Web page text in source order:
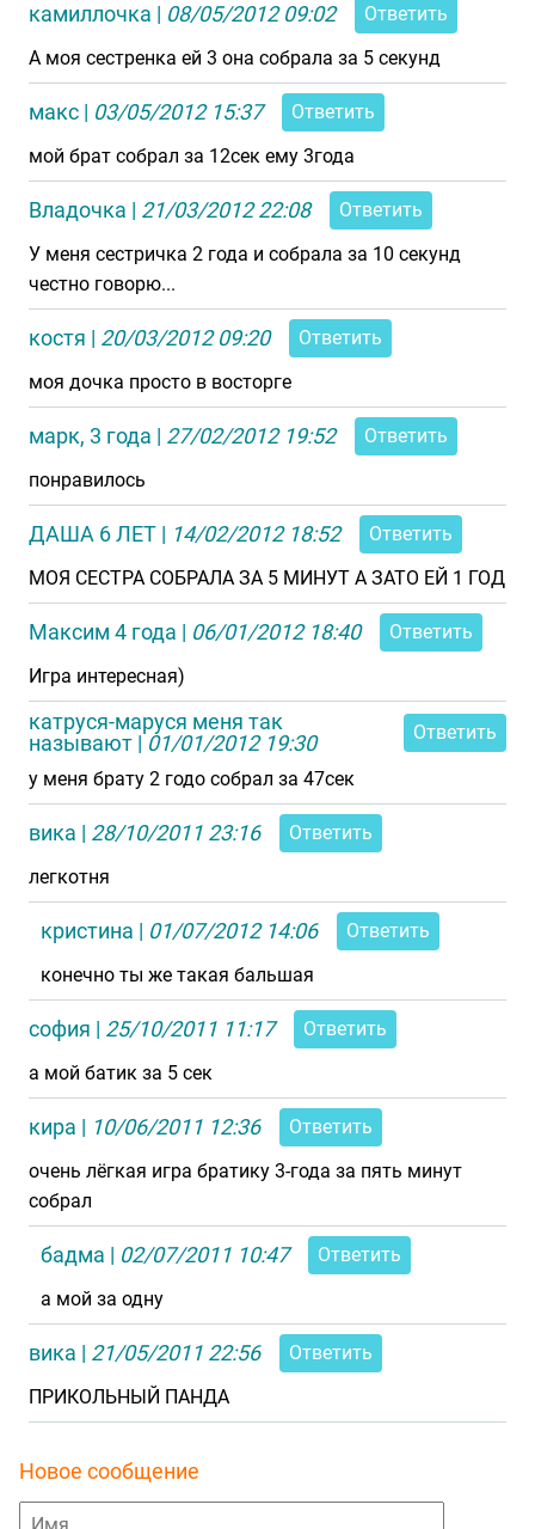
камиллочка | 08/05/2012 09:02
Ответить
А моя сестренка ей 3 она собрала за 5 секунд
макс | 03/05/2012 15:37
Ответить
мой брат собрал за 12сек ему 3года
Владочка | 21/03/2012 22:08
Ответить
У меня сестричка 2 года и собрала за 10 секунд
честно говорю...
костя | 20/03/2012 09:20
Ответить
моя дочка просто в восторге
марк, 3 года | 27/02/2012 19:52
Ответить
понравилось
ДАША 6 ЛЕТ | 14/02/2012 18:52
Ответить
МОЯ СЕСТРА СОБРАЛА ЗА 5 МИНУТ А ЗАТО ЕЙ 1 ГОД
Максим 4 года | 06/01/2012 18:40
Ответить
Игра интересная)
катруся-маруся меня так
называют | 01/01/2012 19:30 Ответить
у меня брату 2 годо собрал за 47сек
вика | 28/10/2011 23:16
Ответить
легкотня
кристина | 01/07/2012 14:06
Ответить
конечно ты же такая бальшая
софия | 25/10/2011 11:17
Ответить
а мой батик за 5 сек
кира | 10/06/2011 12:36
Ответить
очень лёгкая игра братику 3-года за пять минут
собрал
бадма | 02/07/2011 10:47
Ответить
а мой за одну
вика | 21/05/2011 22:56
Ответить
ПРИКОЛЬНЫЙ ПАНДА
Новое сообщение